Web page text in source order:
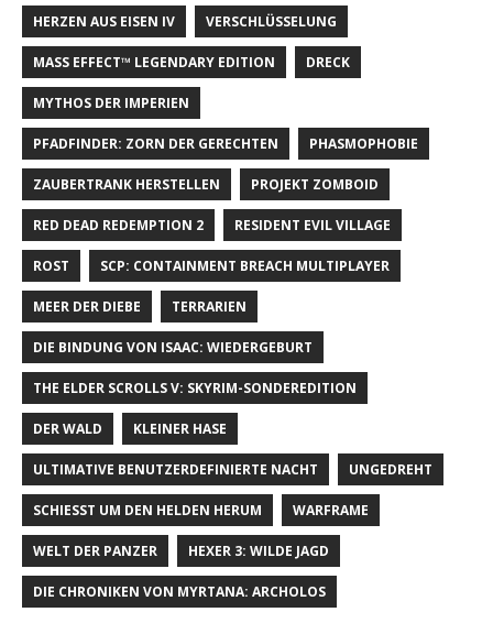
HERZEN AUS EISEN IV VERSCHLÜSSELUNG
MASS EFFECT™ LEGENDARY EDITION DRECK
MYTHOS DER IMPERIEN
PFADFINDER: ZORN DER GERECHTEN PHASMOPHOBIE
ZAUBERTRANK HERSTELLEN PROJEKT ZOMBOID
RED DEAD REDEMPTION 2 RESIDENT EVIL VILLAGE
ROST SCP: CONTAINMENT BREACH MULTIPLAYER
MEER DER DIEBE TERRARIEN
DIE BINDUNG VON ISAAC: WIEDERGEBURT
THE ELDER SCROLLS V: SKYRIM-SONDEREDITION
DER WALD KLEINER HASE
ULTIMATIVE BENUTZERDEFINIERTE NACHT UNGEDREHT
SCHIESST UM DEN HELDEN HERUM WARFRAME
WELT DER PANZER HEXER 3: WILDE JAGD
DIE CHRONIKEN VON MYRTANA: ARCHOLOS